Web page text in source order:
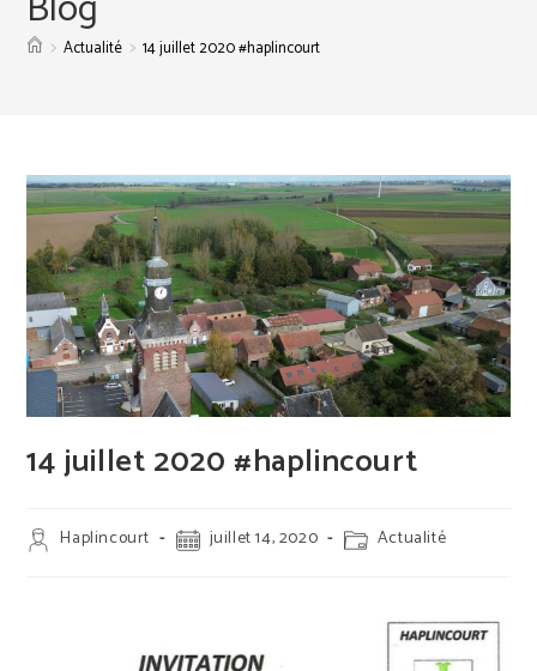
> Actualité > 14 juillet 2020 #haplincourt
14 juillet 2020 #haplincourt
Auteur/autrice
de
Haplincourt
Publication
publiée :
juillet 14, 2020
Post Actualité